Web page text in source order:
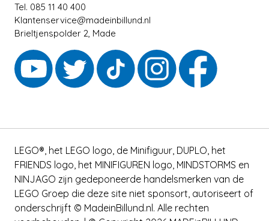
Tel. 085 11 40 400
Klantenservice@madeinbillund.nl
Brieltjenspolder 2, Made
LEGO®, het LEGO logo, de Minifiguur, DUPLO, het
FRIENDS logo, het MINIFIGUREN logo, MINDSTORMS en
NINJAGO zijn gedeponeerde handelsmerken van de
LEGO Groep die deze site niet sponsort, autoriseert of
onderschrijft © MadeinBillund.nl. Alle rechten